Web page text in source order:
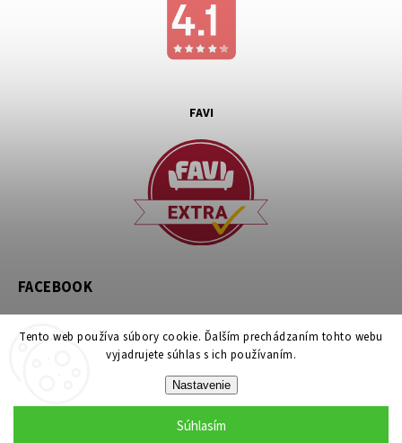
Tento web používa súbory cookie. Ďalším prechádzaním tohto webu
vyjadrujete súhlas s ich používaním.
Nastavenie
Súhlasím
FAVI
FACEBOOK
noznicovystan.sk